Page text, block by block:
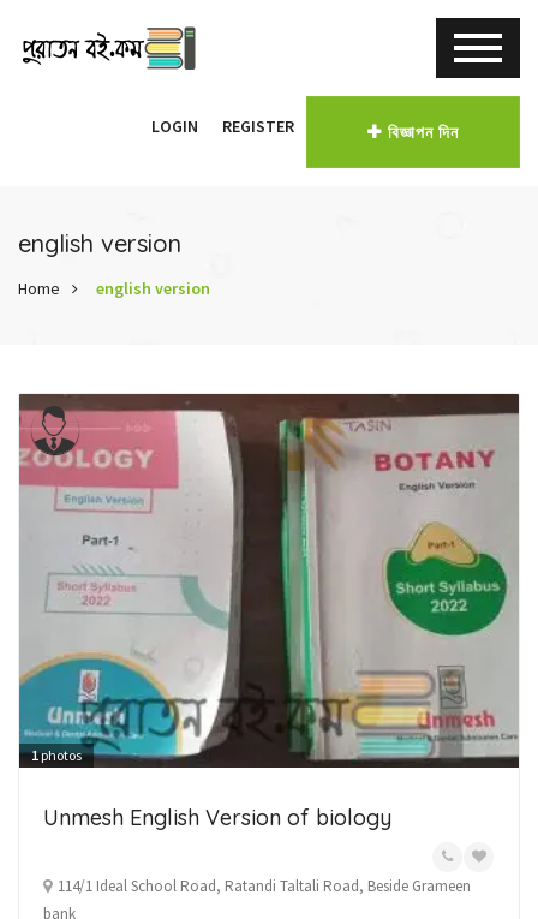
LOGIN REGISTER বিজ্ঞাপন দিন
english version
Home english version
1photos
Unmesh English Version of biology
114/1 Ideal School Road, Ratandi Taltali Road, Beside Grameen
bank